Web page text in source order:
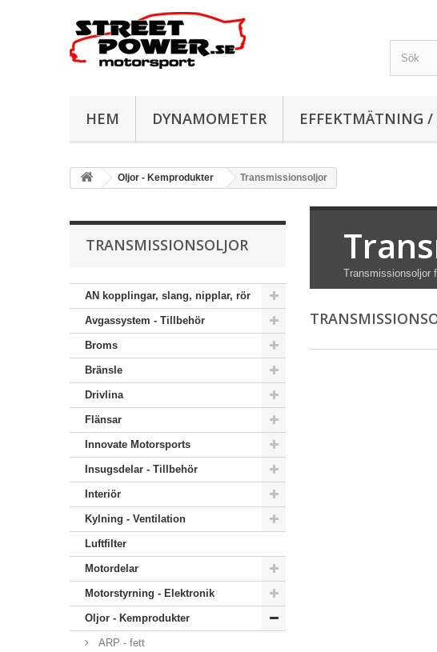
HEM DYNAMOMETER EFFEKTMÄTNING
Oljor - Kemprodukter Transmissionsoljor
TRANSMISSIONSOLJOR
AN kopplingar, slang, nipplar, rör
Avgassystem - Tillbehör
Broms
Bränsle
Drivlina
Flänsar
Innovate Motorsports
Insugsdelar - Tillbehör
Interiör
Kylning - Ventilation
Luftfilter
Motordelar
Motorstyrning - Elektronik
Oljor - Kemprodukter
ARP - fett
Transmissionsoljor